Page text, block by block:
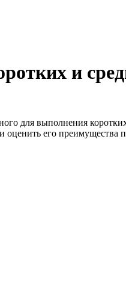
и
для выполнения
его преимущества